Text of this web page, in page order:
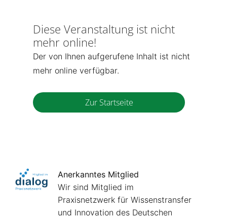
Diese Veranstaltung ist nicht
mehr online!
Der von Ihnen aufgerufene Inhalt ist nicht
mehr online verfügbar.
Zur Startseite
Anerkanntes Mitglied
Wir sind Mitglied im
Praxisnetzwerk für Wissenstransfer
und Innovation des Deutschen